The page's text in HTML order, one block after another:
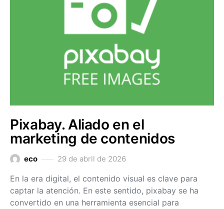
Pixabay. Aliado en el
marketing de contenidos
eco 29 de abril de 2026
En la era digital, el contenido visual es clave para
captar la atención. En este sentido, pixabay se ha
convertido en una herramienta esencial para